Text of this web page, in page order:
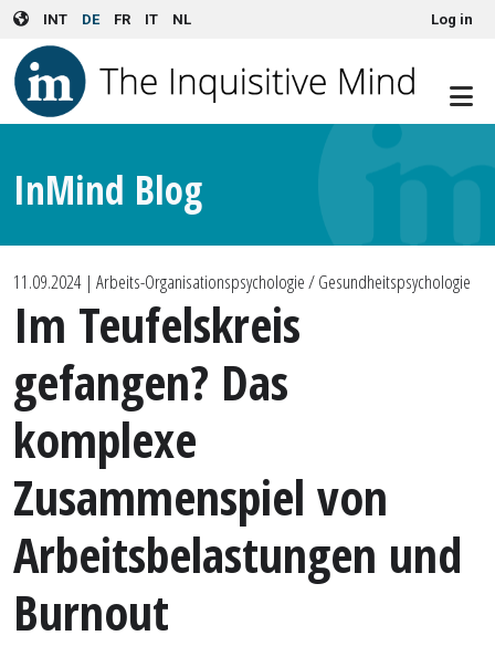
Skip to main content
INT DE FR IT NL User account menuLog in
InMind Blog
11.09.2024 | Arbeits-Organisationspsychologie / Gesundheitspsychologie
Im Teufelskreis
gefangen? Das
komplexe
Zusammenspiel von
Arbeitsbelastungen und
Burnout